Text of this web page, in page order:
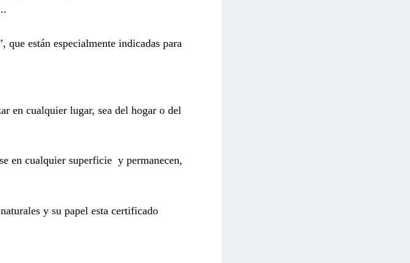
están especialmente indicadas para
en cualquier lugar, sea del hogar o del
en cualquier superficie y permanecen,
y su papel esta certificado